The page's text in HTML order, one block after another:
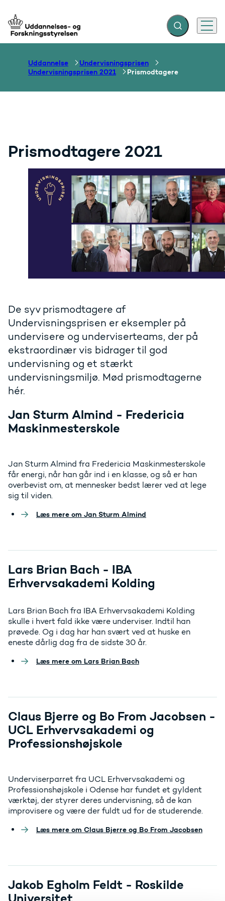
Gå til forsiden Fold søgefelt ud
Menu
Uddannelse
Undervisningsprisen
Undervisningsprisen 2021
Prismodtagere
Prismodtagere 2021
De syv prismodtagere af
Undervisningsprisen er eksempler på
undervisere og underviserteams, der på
ekstraordinær vis bidrager til god
undervisning og et stærkt
undervisningsmiljø. Mød prismodtagerne
hér.
Jan Sturm Almind - Fredericia
Maskinmesterskole
Jan Sturm Almind fra Fredericia Maskinmesterskole
får energi, når han går ind i en klasse, og så er han
overbevist om, at mennesker bedst lærer ved at lege
sig til viden.
Læs mere om Jan Sturm Almind
Lars Brian Bach - IBA
Erhvervsakademi Kolding
Lars Brian Bach fra IBA Erhvervsakademi Kolding
skulle i hvert fald ikke være underviser. Indtil han
prøvede. Og i dag har han svært ved at huske en
eneste dårlig dag fra de sidste 30 år.
Læs mere om Lars Brian Bach
Claus Bjerre og Bo From Jacobsen -
UCL Erhvervsakademi og
Professionshøjskole
Underviserparret fra UCL Erhvervsakademi og
Professionshøjskole i Odense har fundet et gyldent
værktøj, der styrer deres undervisning, så de kan
improvisere og være der fuldt ud for de studerende.
Læs mere om Claus Bjerre og Bo From Jacobsen
Jakob Egholm Feldt - Roskilde